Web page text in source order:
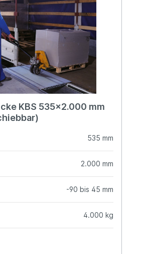
KBS 535x2.000 mm
535 mm
2.000 mm
-90 bis 45 mm
4.000 kg